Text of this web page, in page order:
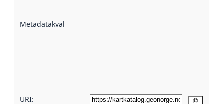
Metadatakvalitet
URI: